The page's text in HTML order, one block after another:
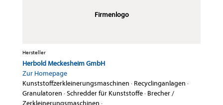
Firmenlogo
Hersteller
Herbold Meckesheim GmbH
Zur Homepage
Kunststoffzerkleinerungsmaschinen · Recyclinganlagen ·
Granulatoren ·Schredder für Kunststoffe· Brecher /